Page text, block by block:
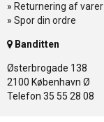
» Returnering af varer
» Spor din ordre
Banditten
Østerbrogade 138
2100 København Ø
Telefon 35 55 28 08